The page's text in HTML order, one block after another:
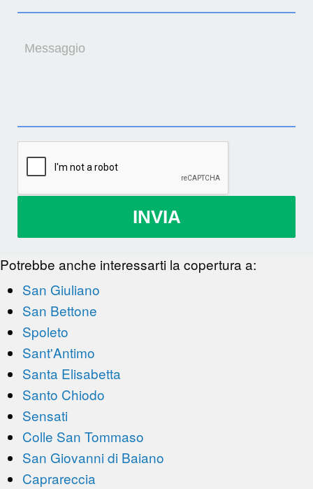
Messaggio
INVIA
Potrebbe anche interessarti la copertura a:
San Giuliano
San Bettone
Spoleto
Sant'Antimo
Santa Elisabetta
Santo Chiodo
Sensati
Colle San Tommaso
San Giovanni di Baiano
Caprareccia